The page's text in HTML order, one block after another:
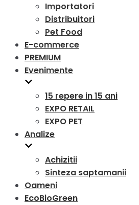
Importatori
Distribuitori
Pet Food
E-commerce
PREMIUM
Evenimente
15 repere in 15 ani
EXPO RETAIL
EXPO PET
Analize
Achizitii
Sinteza saptamanii
Oameni
EcoBioGreen